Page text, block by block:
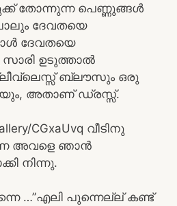
തോന്നുന്ന പെണ്ണുങ്ങൾ
ദേവതയെ
ദേവതയെ
സാരി ഉടുത്താൽ
ബ്ലൗസും ഒരു
അതാണ്‌ ഡ്രസ്സ്‌.
CGxaUvq വീടിനു
അവളെ ഞാൻ
നിന്നു.
…”എലി പുന്നെല്ല് കണ്ട്